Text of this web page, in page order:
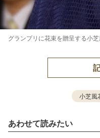
グランプリに花束を贈呈する小
小芝風
あわせて読みたい